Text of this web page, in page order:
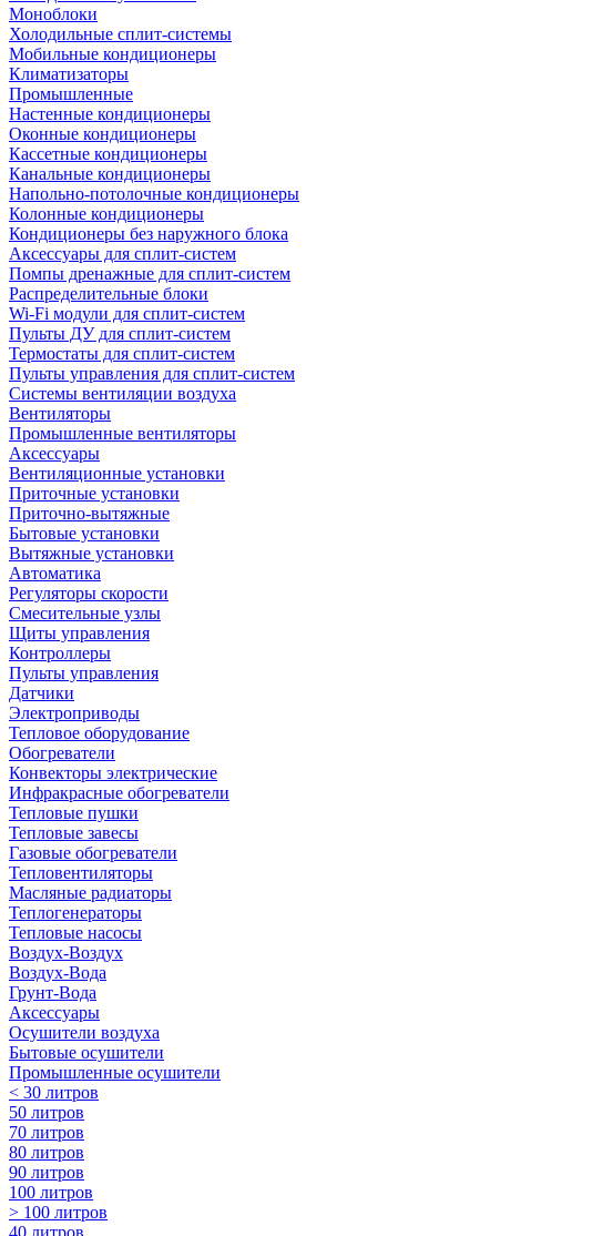
Моноблоки
Холодильные сплит-системы
Мобильные кондиционеры
Климатизаторы
Промышленные
Настенные кондиционеры
Оконные кондиционеры
Кассетные кондиционеры
Канальные кондиционеры
Напольно-потолочные кондиционеры
Колонные кондиционеры
Кондиционеры без наружного блока
Аксессуары для сплит-систем
Помпы дренажные для сплит-систем
Распределительные блоки
Wi-Fi модули для сплит-систем
Пульты ДУ для сплит-систем
Термостаты для сплит-систем
Пульты управления для сплит-систем
Системы вентиляции воздуха
Вентиляторы
Промышленные вентиляторы
Аксессуары
Вентиляционные установки
Приточные установки
Приточно-вытяжные
Бытовые установки
Вытяжные установки
Автоматика
Регуляторы скорости
Смесительные узлы
Щиты управления
Контроллеры
Пульты управления
Датчики
Электроприводы
Тепловое оборудование
Обогреватели
Конвекторы электрические
Инфракрасные обогреватели
Тепловые пушки
Тепловые завесы
Газовые обогреватели
Тепловентиляторы
Масляные радиаторы
Теплогенераторы
Тепловые насосы
Воздух-Воздух
Воздух-Вода
Грунт-Вода
Аксессуары
Осушители воздуха
Бытовые осушители
Промышленные осушители
< 30 литров
50 литров
70 литров
80 литров
90 литров
100 литров
> 100 литров
40 литров